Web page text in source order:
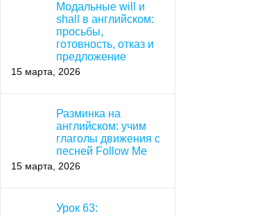
Модальные will и
shall в английском:
просьбы,
готовность, отказ и
предложение
15 марта, 2026
Разминка на
английском: учим
глаголы движения с
песней Follow Me
15 марта, 2026
Урок 63: